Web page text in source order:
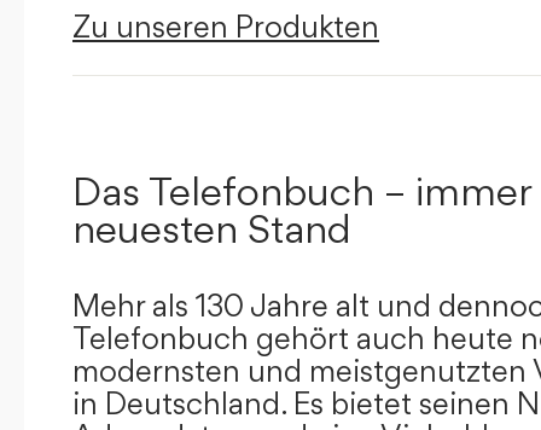
Zu unseren Produkten
Das Telefonbuch –
neuesten Stand
Mehr als 130 Jahre alt und
Telefonbuch gehört auch heute
modernsten und meistgenutzten
in Deutschland. Es bietet seinen